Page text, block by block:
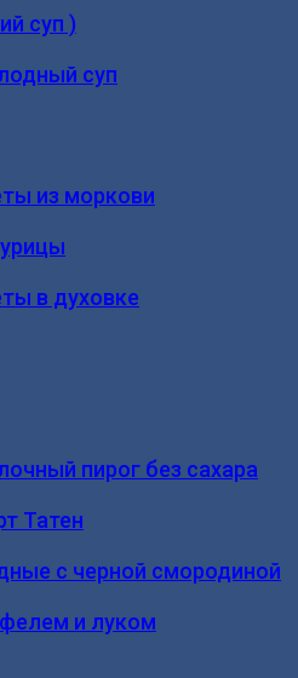
суп )
суп
из моркови
в духовке
пирог без сахара
Татен
с черной смородиной
и луком